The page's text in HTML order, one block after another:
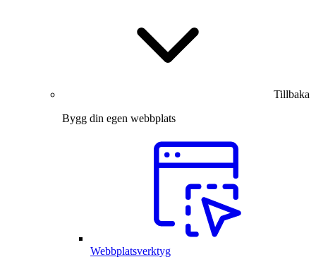
Tillbaka
Bygg din egen webbplats
Webbplatsverktyg